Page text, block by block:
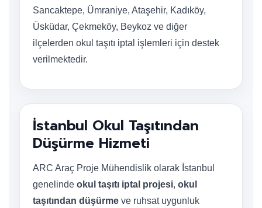
Sancaktepe, Ümraniye, Ataşehir, Kadıköy,
Üsküdar, Çekmeköy, Beykoz ve diğer
ilçelerden okul taşıtı iptal işlemleri için destek
verilmektedir.
İstanbul Okul Taşıtından
Düşürme Hizmeti
ARC Araç Proje Mühendislik olarak İstanbul
genelinde okul taşıtı iptal projesi, okul
taşıtından düşürme ve ruhsat uygunluk